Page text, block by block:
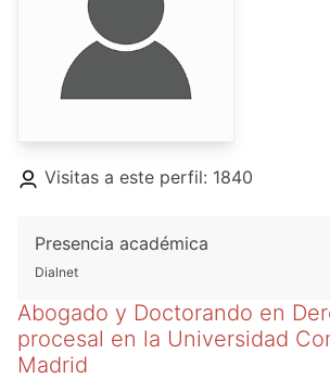
Visitas a este perfil: 1840
Presencia académica
Dialnet
Abogado y Doctorando en
procesal en la Universidad
Madrid